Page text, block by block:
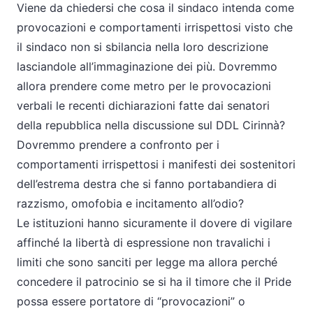
Viene da chiedersi che cosa il sindaco intenda come
provocazioni e comportamenti irrispettosi visto che
il sindaco non si sbilancia nella loro descrizione
lasciandole all’immaginazione dei più. Dovremmo
allora prendere come metro per le provocazioni
verbali le recenti dichiarazioni fatte dai senatori
della repubblica nella discussione sul DDL Cirinnà?
Dovremmo prendere a confronto per i
comportamenti irrispettosi i manifesti dei sostenitori
dell’estrema destra che si fanno portabandiera di
razzismo, omofobia e incitamento all’odio?
Le istituzioni hanno sicuramente il dovere di vigilare
affinché la libertà di espressione non travalichi i
limiti che sono sanciti per legge ma allora perché
concedere il patrocinio se si ha il timore che il Pride
possa essere portatore di “provocazioni” o